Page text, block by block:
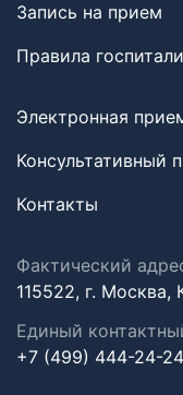
Запись на прием
Правила
Электронная
Консультативный
Контакты
Фактический
115522, г.
Единый
+7 (499) 444-24-24